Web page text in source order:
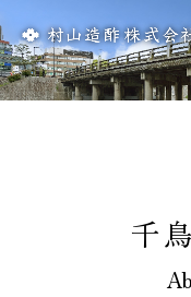
リンク集会社概要歴
千